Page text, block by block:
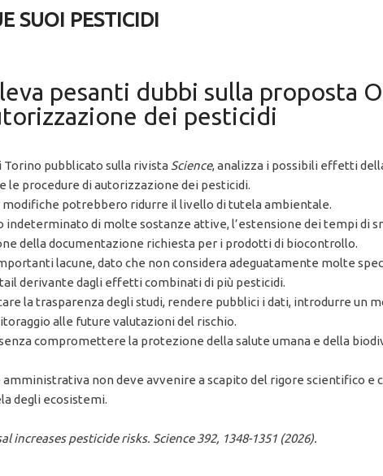
SUOI PESTICIDI
pesanti dubbi sulla proposta
dei pesticidi
Torino pubblicato sulla rivista Science, analizza i possibili effetti
le procedure di autorizzazione dei pesticidi.
potrebbero ridurre il livello di tutela ambientale.
indeterminato di molte sostanze attive, l’estensione dei tempi di
della documentazione richiesta per i prodotti di biocontrollo.
lacune, dato che non considera adeguatamente molte
derivante dagli effetti combinati di più pesticidi.
la trasparenza degli studi, rendere pubblici i dati, introdurre un
alle future valutazioni del rischio.
compromettere la protezione della salute umana e della
non deve avvenire a scapito del rigore scientifico e
degli ecosistemi.
pesticide risks. Science 392, 1348-1351 (2026).